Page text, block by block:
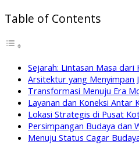
Table of Contents
Sejarah: Lintasan Masa dari
Arsitektur yang Menyimpan
Transformasi Menuju Era
Layanan dan Koneksi Antar
Lokasi Strategis di Pusat
Persimpangan Budaya dan
Menuju Status Cagar